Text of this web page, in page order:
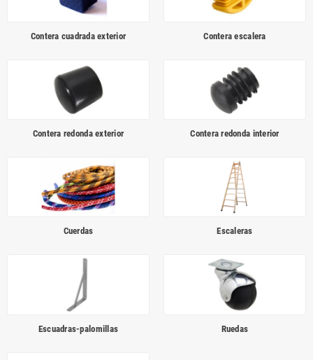
Contera cuadrada exterior Contera escalera
Contera redonda exterior Contera redonda interior
Cuerdas Escaleras
Escuadras-palomillas Ruedas